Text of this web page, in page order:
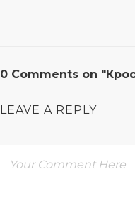
0 Comments on
LEAVE A REPLY